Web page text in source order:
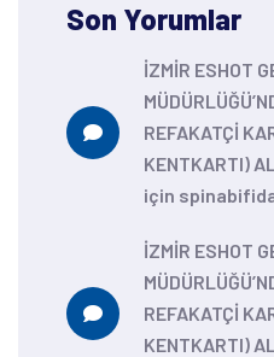
Son Yorumlar
İZMİR ESHOT
REFAKATÇİ
KENTKARTI)
için
İZMİR ESHOT
REFAKATÇİ
KENTKARTI)